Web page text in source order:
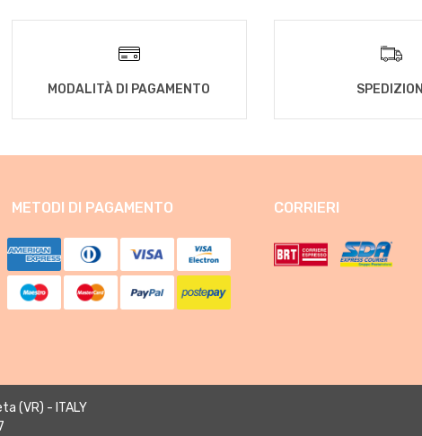
MODALITÀ DI PAGAMENTO SPEDIZIONI
METODI DI PAGAMENTO CORRIERI
(VR) - ITALY